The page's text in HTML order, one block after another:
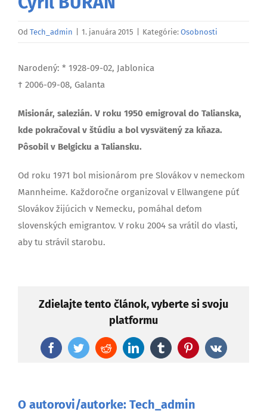
Od Tech_admin 1. januára 2015 Kategórie: Osobnosti
Narodený: * 1928-09-02, Jablonica
† 2006-09-08, Galanta
Misionár, salezián. V roku 1950 emigroval do Talianska,
kde pokračoval v štúdiu a bol vysvätený za kňaza.
Pôsobil v Belgicku a Taliansku.
Od roku 1971 bol misionárom pre Slovákov v nemeckom
Mannheime. Každoročne organizoval v Ellwangene púť
Slovákov žijúcich v Nemecku, pomáhal deťom
slovenských emigrantov. V roku 2004 sa vrátil do vlasti,
aby tu strávil starobu.
Zdielajte tento článok, vyberte si svoju
platformu
FacebookTwitterRedditLinkedInTumblr Pinterest
Vk
O autorovi/autorke: Tech_admin